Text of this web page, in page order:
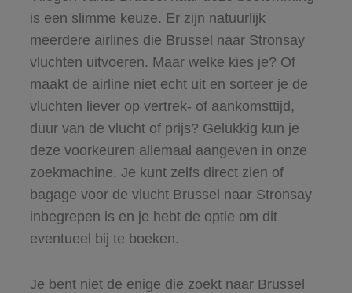
is een slimme keuze. Er zijn natuurlijk
meerdere airlines die Brussel naar Stronsay
vluchten uitvoeren. Maar welke kies je? Of
maakt de airline niet echt uit en sorteer je de
vluchten liever op vertrek- of aankomsttijd,
duur van de vlucht of prijs? Gelukkig kun je
deze voorkeuren allemaal aangeven in onze
zoekmachine. Je kunt zelfs direct zien of
bagage voor de vlucht Brussel naar Stronsay
inbegrepen is en je hebt de optie om dit
eventueel bij te boeken.
Je bent niet de enige die zoekt naar Brussel